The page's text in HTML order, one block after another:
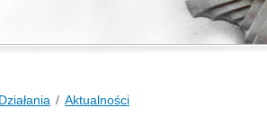
Działania Aktualności